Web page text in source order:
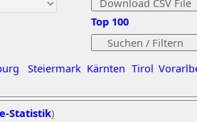
Steiermark Kärnten Tirol
Top 100
Statistik)